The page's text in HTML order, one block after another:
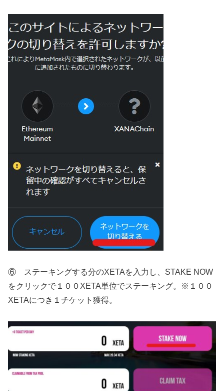
⑥ ステーキングする分のXETAを入力し、STAKE NOW
をクリックで１００XETA単位でステーキング。※１００
XETAにつき１チケット獲得。